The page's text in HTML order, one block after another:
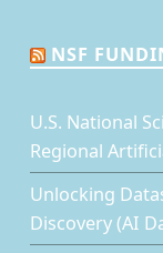
NSF
U.S. National
Regional
Unlocking
Discovery (AI